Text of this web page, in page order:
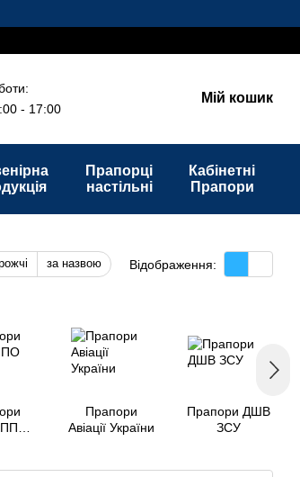
- 17:00
Мій кошик
Прапорці
настільні
Кабінетні
Прапори
за назвою Відображення:
Прапори
Авіації України
Прапори ДШВ
ЗСУ